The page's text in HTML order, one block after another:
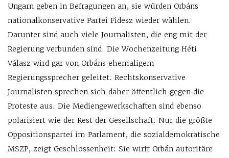
Ungarn geben in Befragungen an, sie würden Orbáns
nationalkonservative Partei Fidesz wieder wählen.
Darunter sind auch viele Journalisten, die eng mit der
Regierung verbunden sind. Die Wochenzeitung Héti
Válasz wird gar von Orbáns ehemaligem
Regierungssprecher geleitet. Rechtskonservative
Journalisten sprechen sich daher öffentlich gegen die
Proteste aus. Die Mediengewerkschaften sind ebenso
polarisiert wie der Rest der Gesellschaft. Nur die größte
Oppositionspartei im Parlament, die sozialdemokratische
MSZP, zeigt Geschlossenheit: Sie wirft Orbán autoritäre